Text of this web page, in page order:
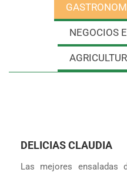
NEGOCIOS
DELICIAS CLAUDIA
Las mejores ensaladas